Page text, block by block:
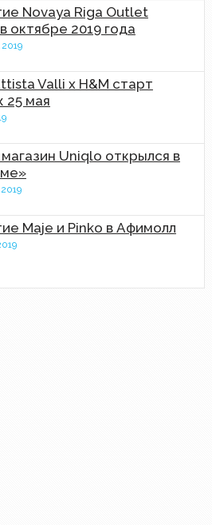
Novaya Riga Outlet
октябре 2019 года
2019
Valli x H&M старт
25 мая
Uniqlo открылся в
Maje и Pinko в Афимолл